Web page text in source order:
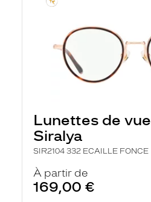
Lunettes de vue
Siralya
SIR2104 332 ECAILLE FONCE
À partir de
169,00 €